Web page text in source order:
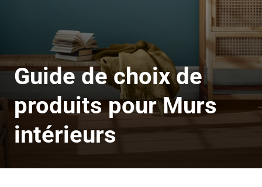
Guide de choix de
produits pour Murs
intérieurs